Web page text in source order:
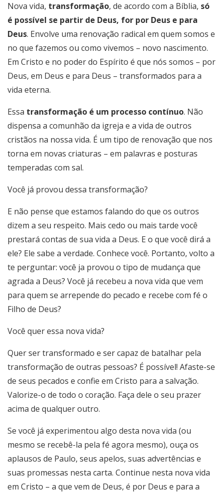
Nova vida, transformação, de acordo com a Bíblia, só
é possível se partir de Deus, for por Deus e para
Deus. Envolve uma renovação radical em quem somos e
no que fazemos ou como vivemos – novo nascimento.
Em Cristo e no poder do Espírito é que nós somos – por
Deus, em Deus e para Deus – transformados para a
vida eterna.
Essa transformação é um processo contínuo. Não
dispensa a comunhão da igreja e a vida de outros
cristãos na nossa vida. É um tipo de renovação que nos
torna em novas criaturas – em palavras e posturas
temperadas com sal.
Você já provou dessa transformação?
E não pense que estamos falando do que os outros
dizem a seu respeito. Mais cedo ou mais tarde você
prestará contas de sua vida a Deus. E o que você dirá a
ele? Ele sabe a verdade. Conhece você. Portanto, volto a
te perguntar: você ja provou o tipo de mudança que
agrada a Deus? Você já recebeu a nova vida que vem
para quem se arrepende do pecado e recebe com fé o
Filho de Deus?
Você quer essa nova vida?
Quer ser transformado e ser capaz de batalhar pela
transformação de outras pessoas? É possível! Afaste-se
de seus pecados e confie em Cristo para a salvação.
Valorize-o de todo o coração. Faça dele o seu prazer
acima de qualquer outro.
Se você já experimentou algo desta nova vida (ou
mesmo se recebê-la pela fé agora mesmo), ouça os
aplausos de Paulo, seus apelos, suas advertências e
suas promessas nesta carta. Continue nesta nova vida
em Cristo – a que vem de Deus, é por Deus e para a